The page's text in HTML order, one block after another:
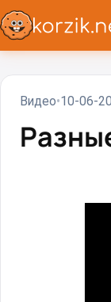
Видео 10-06-